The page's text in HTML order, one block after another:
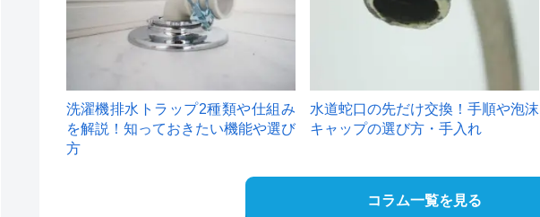
洗濯機排水トラップ2種類や仕組み
を解説！知っておきたい機能や選び
方
水道蛇口の先だけ交換！手順や泡沫
キャップの選び方・手入れ
コラム一覧を見る